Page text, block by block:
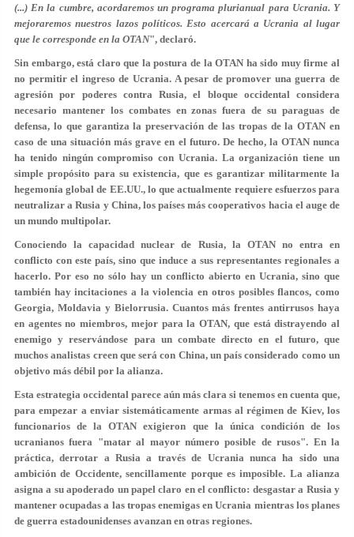
(...) En la cumbre, acordaremos un programa plurianual para Ucrania. Y
mejoraremos nuestros lazos políticos. Esto acercará a Ucrania al lugar
que le corresponde en la OTAN", declaró.
Sin embargo, está claro que la postura de la OTAN ha sido muy firme al
no permitir el ingreso de Ucrania. A pesar de promover una guerra de
agresión por poderes contra Rusia, el bloque occidental considera
necesario mantener los combates en zonas fuera de su paraguas de
defensa, lo que garantiza la preservación de las tropas de la OTAN en
caso de una situación más grave en el futuro. De hecho, la OTAN nunca
ha tenido ningún compromiso con Ucrania. La organización tiene un
simple propósito para su existencia, que es garantizar militarmente la
hegemonía global de EE.UU., lo que actualmente requiere esfuerzos para
neutralizar a Rusia y China, los países más cooperativos hacia el auge de
un mundo multipolar.
Conociendo la capacidad nuclear de Rusia, la OTAN no entra en
conflicto con este país, sino que induce a sus representantes regionales a
hacerlo. Por eso no sólo hay un conflicto abierto en Ucrania, sino que
también hay incitaciones a la violencia en otros posibles flancos, como
Georgia, Moldavia y Bielorrusia. Cuantos más frentes antirrusos haya
en agentes no miembros, mejor para la OTAN, que está distrayendo al
enemigo y reservándose para un combate directo en el futuro, que
muchos analistas creen que será con China, un país considerado como un
objetivo más débil por la alianza.
Esta estrategia occidental parece aún más clara si tenemos en cuenta que,
para empezar a enviar sistemáticamente armas al régimen de Kiev, los
funcionarios de la OTAN exigieron que la única condición de los
ucranianos fuera "matar al mayor número posible de rusos". En la
práctica, derrotar a Rusia a través de Ucrania nunca ha sido una
ambición de Occidente, sencillamente porque es imposible. La alianza
asigna a su apoderado un papel claro en el conflicto: desgastar a Rusia y
mantener ocupadas a las tropas enemigas en Ucrania mientras los planes
de guerra estadounidenses avanzan en otras regiones.